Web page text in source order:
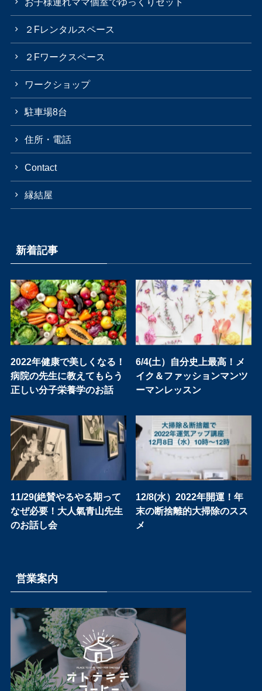
２Fレンタルスペース
２Fワークスペース
ワークショップ
駐車場8台
住所・電話
Contact
縁結屋
新着記事
2022年健康で美しくなる！
病院の先生に教えてもらう
正しい分子栄養学のお話
6/4(土）自分史上最高！メ
イク＆ファッションマンツ
ーマンレッスン
11/29(絶賛やるやる期って
なぜ必要！大人氣青山先生
のお話し会
12/8(水）2022年開運！年
末の断捨離的大掃除のスス
メ
営業案内